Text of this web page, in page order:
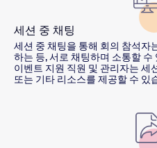
세션 중 채팅
세션 중 채팅을 통해 회의 참석자
하는 등, 서로 채팅하며 소통할
이벤트 지원 직원 및 관리자는 세
또는 기타 리소스를 제공할 수 있